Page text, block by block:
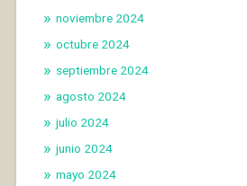
noviembre 2024
octubre 2024
septiembre 2024
agosto 2024
julio 2024
junio 2024
mayo 2024